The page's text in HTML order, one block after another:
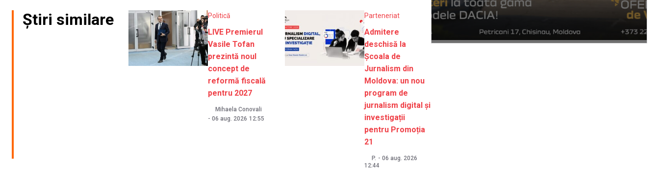
Știri similare Politică
LIVE Premierul
Vasile Tofan
prezintă noul
concept de
reformă fiscală
pentru 2027
Mihaela Conovali
- 06 aug. 2026 12:55
Parteneriat
Admitere
deschisă la
Școala de
Jurnalism din
Moldova: un nou
program de
jurnalism digital și
investigații
pentru Promoția
21
P. - 06 aug. 2026
12:44